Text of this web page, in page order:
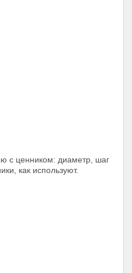
с ценником: диаметр, шаг
как используют.